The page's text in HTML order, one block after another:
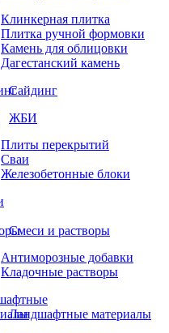
Клинкерная плитка
Плитка ручной формовки
Камень для облицовки
Дагестанский камень
Сайдинг
ЖБИ
Плиты перекрытий
Сваи
Железобетонные блоки
Cмеси и растворы
Антиморозные добавки
Кладочные растворы
Ландшафтные материалы